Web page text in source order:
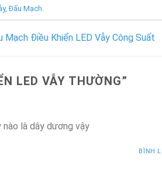
,Đấu Mạch
Mạch Điều Khiển LED Vẫy Công Suất
LED VẪY THƯỜNG”
là dây dương vậy
BÌNH